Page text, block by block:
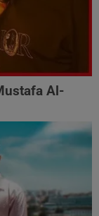
Al-